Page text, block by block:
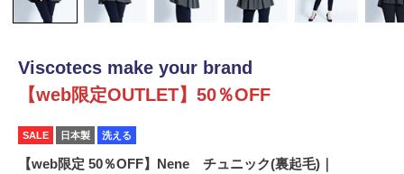
Viscotecs make your brand
【web限定OUTLET】50％OFF
SALE 日本製 洗える
【web限定 50％OFF】Nene チュニック(裏起毛)｜